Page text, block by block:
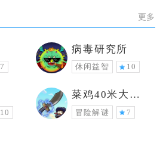
更多
7
病毒研究所
休闲益智 10
10
菜鸡40米大砍
刀
冒险解谜 7